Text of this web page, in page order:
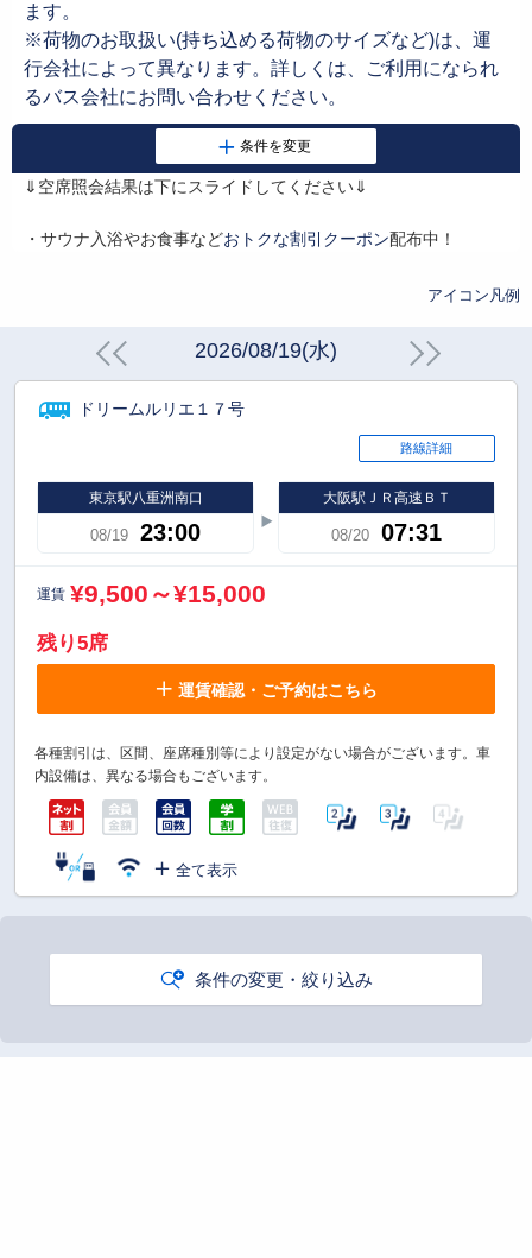
ます。
※荷物のお取扱い(持ち込める荷物のサイズなど)は、運
行会社によって異なります。詳しくは、ご利用になられ
るバス会社にお問い合わせください。
⇓空席照会結果は下にスライドしてください⇓
・サウナ入浴やお食事などおトクな割引クーポン配布中！
アイコン凡例
2026/08/19(水)
ドリームルリエ１７号
路線詳細
東京駅八重洲南口
08/19 23:00
大阪駅ＪＲ高速ＢＴ
08/20 07:31
運賃 ¥9,500～¥15,000
残り5席
運賃確認・ご予約はこちら
各種割引は、区間、座席種別等により設定がない場合がございます。車
内設備は、異なる場合もございます。
全て表示
条件の変更・絞り込み